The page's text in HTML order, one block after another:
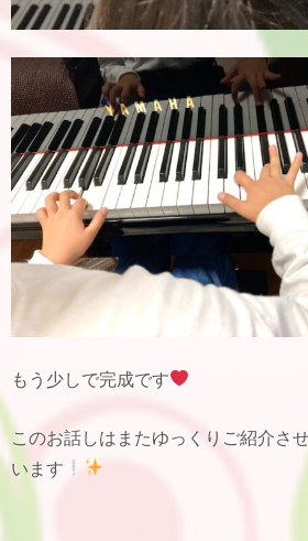
もう少しで完成です
このお話しはまたゆっくりご紹介さ
います